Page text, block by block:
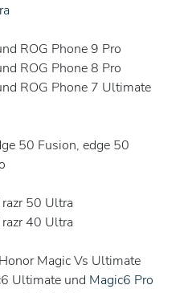
ROG Phone 9 Pro
ROG Phone 8 Pro
ROG Phone 7 Ultimate
50 Fusion, edge 50
50 Ultra
40 Ultra
Magic Vs Ultimate
Ultimate und Magic6 Pro